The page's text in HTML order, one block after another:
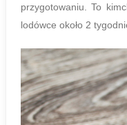
przygotowaniu. To
lodówce około 2